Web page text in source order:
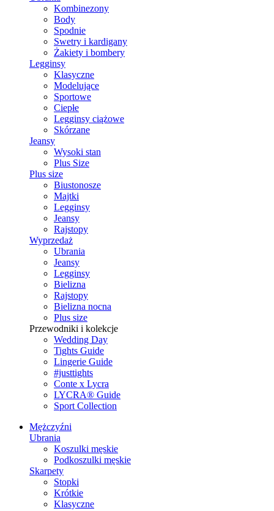
Kombinezony
Body
Spodnie
Swetry i kardigany
Żakiety i bombery
Legginsy
Klasyczne
Modelujące
Sportowe
Ciepłe
Legginsy ciążowe
Skórzane
Jeansy
Wysoki stan
Plus Size
Plus size
Biustonosze
Majtki
Legginsy
Jeansy
Rajstopy
Wyprzedaż
Ubrania
Jeansy
Legginsy
Bielizna
Rajstopy
Bielizna nocna
Plus size
Przewodniki i kolekcje
Wedding Day
Tights Guide
Lingerie Guide
#justtights
Conte x Lycra
LYCRA® Guide
Sport Сollection
Mężczyźni
Ubrania
Koszulki męskie
Podkoszulki męskie
Skarpety
Stopki
Krótkie
Klasyczne